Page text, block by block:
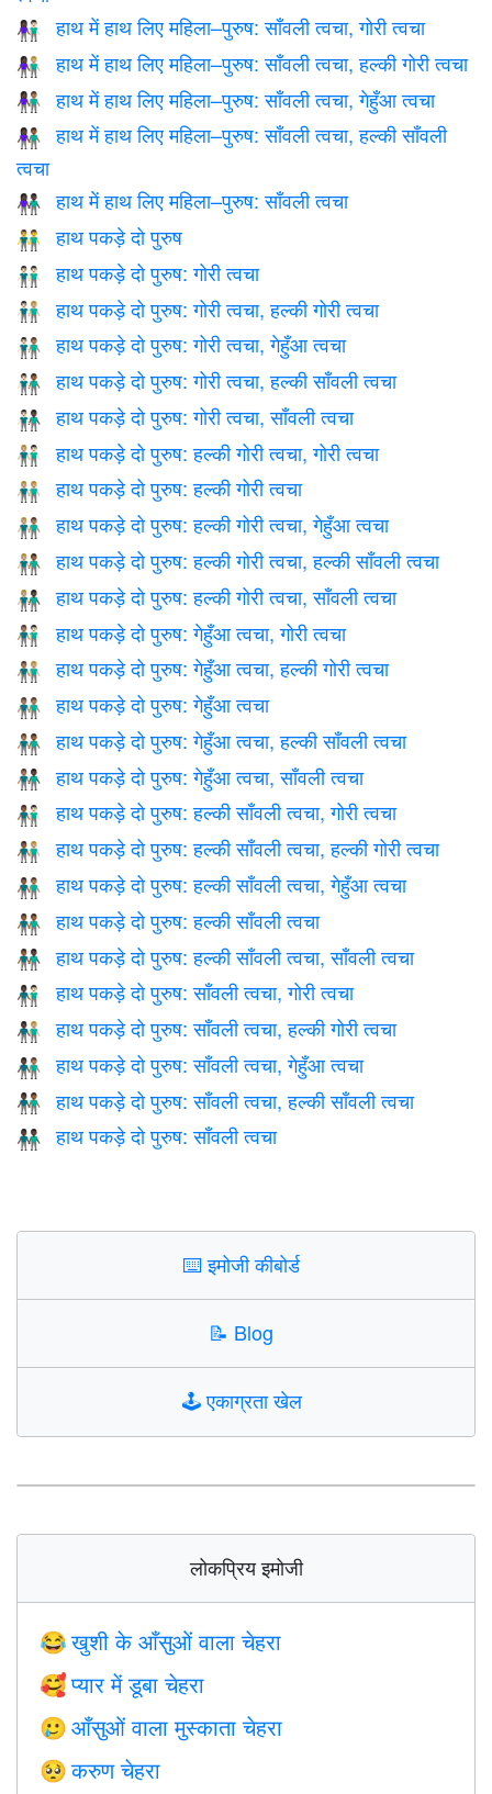
👩🏿‍🤝‍👨🏻 हाथ में हाथ लिए महिला–पुरुष: साँवली त्वचा, गोरी त्वचा
👩🏿‍🤝‍👨🏼 हाथ में हाथ लिए महिला–पुरुष: साँवली त्वचा, हल्की गोरी त्वचा
👩🏿‍🤝‍👨🏽 हाथ में हाथ लिए महिला–पुरुष: साँवली त्वचा, गेहुँआ त्वचा
👩🏿‍🤝‍👨🏾
हाथ में हाथ लिए महिला–पुरुष: साँवली त्वचा, हल्की साँवली
त्वचा
👫🏿 हाथ में हाथ लिए महिला–पुरुष: साँवली त्वचा
👬 हाथ पकड़े दो पुरुष
👬🏻 हाथ पकड़े दो पुरुष: गोरी त्वचा
👨🏻‍🤝‍👨🏼 हाथ पकड़े दो पुरुष: गोरी त्वचा, हल्की गोरी त्वचा
👨🏻‍🤝‍👨🏽 हाथ पकड़े दो पुरुष: गोरी त्वचा, गेहुँआ त्वचा
👨🏻‍🤝‍👨🏾 हाथ पकड़े दो पुरुष: गोरी त्वचा, हल्की साँवली त्वचा
👨🏻‍🤝‍👨🏿 हाथ पकड़े दो पुरुष: गोरी त्वचा, साँवली त्वचा
👨🏼‍🤝‍👨🏻 हाथ पकड़े दो पुरुष: हल्की गोरी त्वचा, गोरी त्वचा
👬🏼 हाथ पकड़े दो पुरुष: हल्की गोरी त्वचा
👨🏼‍🤝‍👨🏽 हाथ पकड़े दो पुरुष: हल्की गोरी त्वचा, गेहुँआ त्वचा
👨🏼‍🤝‍👨🏾 हाथ पकड़े दो पुरुष: हल्की गोरी त्वचा, हल्की साँवली त्वचा
👨🏼‍🤝‍👨🏿 हाथ पकड़े दो पुरुष: हल्की गोरी त्वचा, साँवली त्वचा
👨🏽‍🤝‍👨🏻 हाथ पकड़े दो पुरुष: गेहुँआ त्वचा, गोरी त्वचा
👨🏽‍🤝‍👨🏼 हाथ पकड़े दो पुरुष: गेहुँआ त्वचा, हल्की गोरी त्वचा
👬🏽 हाथ पकड़े दो पुरुष: गेहुँआ त्वचा
👨🏽‍🤝‍👨🏾 हाथ पकड़े दो पुरुष: गेहुँआ त्वचा, हल्की साँवली त्वचा
👨🏽‍🤝‍👨🏿 हाथ पकड़े दो पुरुष: गेहुँआ त्वचा, साँवली त्वचा
👨🏾‍🤝‍👨🏻 हाथ पकड़े दो पुरुष: हल्की साँवली त्वचा, गोरी त्वचा
👨🏾‍🤝‍👨🏼 हाथ पकड़े दो पुरुष: हल्की साँवली त्वचा, हल्की गोरी त्वचा
👨🏾‍🤝‍👨🏽 हाथ पकड़े दो पुरुष: हल्की साँवली त्वचा, गेहुँआ त्वचा
👬🏾 हाथ पकड़े दो पुरुष: हल्की साँवली त्वचा
👨🏾‍🤝‍👨🏿 हाथ पकड़े दो पुरुष: हल्की साँवली त्वचा, साँवली त्वचा
👨🏿‍🤝‍👨🏻 हाथ पकड़े दो पुरुष: साँवली त्वचा, गोरी त्वचा
👨🏿‍🤝‍👨🏼 हाथ पकड़े दो पुरुष: साँवली त्वचा, हल्की गोरी त्वचा
👨🏿‍🤝‍👨🏽 हाथ पकड़े दो पुरुष: साँवली त्वचा, गेहुँआ त्वचा
👨🏿‍🤝‍👨🏾 हाथ पकड़े दो पुरुष: साँवली त्वचा, हल्की साँवली त्वचा
👬🏿 हाथ पकड़े दो पुरुष: साँवली त्वचा
⌨️इमोजी कीबोर्ड
📝 Blog
🕹️एकाग्रता खेल
लोकप्रिय इमोजी
😂 खुशी के आँसुओं वाला चेहरा
🥰 प्यार में डूबा चेहरा
🥲 आँसुओं वाला मुस्काता चेहरा
🥺 करुण चेहरा